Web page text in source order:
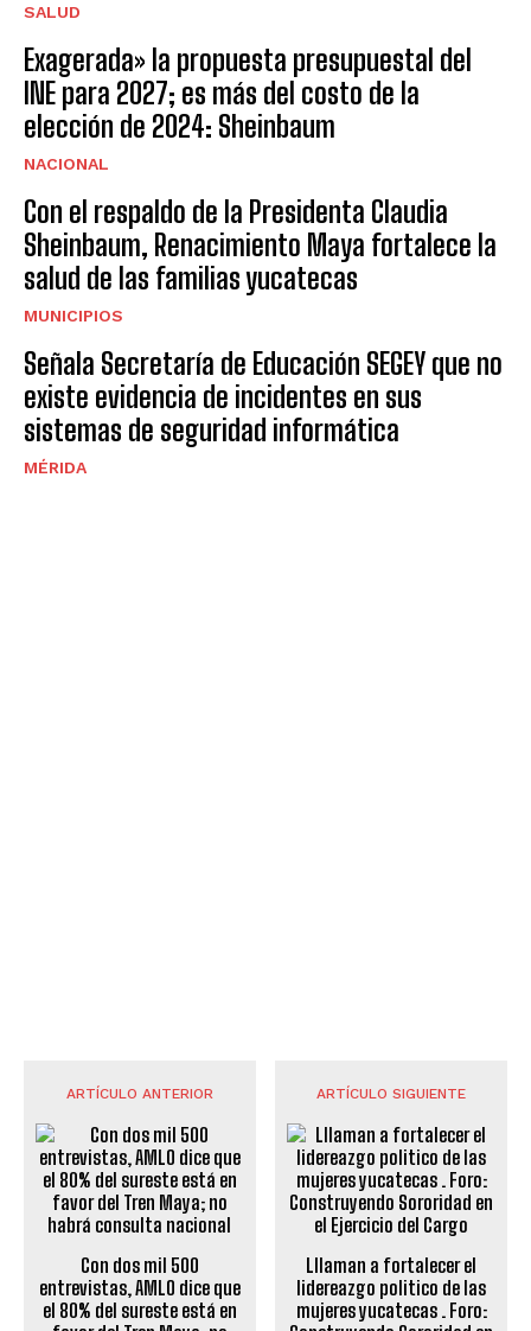
SALUD
Exagerada» la propuesta presupuestal del
INE para 2027; es más del costo de la
elección de 2024: Sheinbaum
NACIONAL
Con el respaldo de la Presidenta Claudia
Sheinbaum, Renacimiento Maya fortalece la
salud de las familias yucatecas
MUNICIPIOS
Señala Secretaría de Educación SEGEY que no
existe evidencia de incidentes en sus
sistemas de seguridad informática
MÉRIDA
ARTÍCULO ANTERIOR
Con dos mil 500
entrevistas, AMLO dice que
el 80% del sureste está en
ARTÍCULO SIGUIENTE
Lllaman a fortalecer el
lidereazgo politico de las
mujeres yucatecas . Foro: